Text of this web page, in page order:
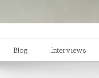
Blog Interviews